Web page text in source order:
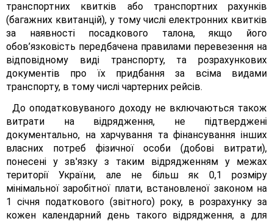
транспортних квитків або транспортних рахунків
(багажних квитанцій), у тому числі електронних квитків
за наявності посадкового талона, якщо його
обов’язковість передбачена правилами перевезення на
відповідному виді транспорту, та розрахункових
документів про їх придбання за всіма видами
транспорту, в тому числі чартерних рейсів.
До оподатковуваного доходу не включаються також
витрати на відрядження, не підтверджені
документально, на харчування та фінансування інших
власних потреб фізичної особи (добові витрати),
понесені у зв'язку з таким відрядженням у межах
території України, але не більш як 0,1 розміру
мінімальної заробітної плати, встановленої законом на
1 січня податкового (звітного) року, в розрахунку за
кожен календарний день такого відрядження, а для